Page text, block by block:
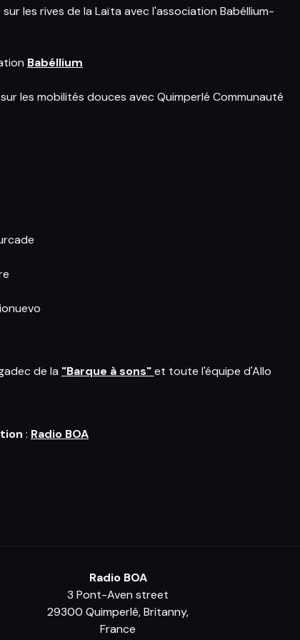
les rives de la Laïta avec l'association Babéllium-
Babéllium
les mobilités douces avec Quimperlé Communauté
de la "Barque à sons"et toute l'équipe d'Allo
: Radio BOA
Radio BOA
3 Pont-Aven street
29300 Quimperlé, Britanny,
France